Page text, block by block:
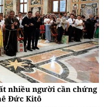
nhiều người cần chứng
Đức Kitô